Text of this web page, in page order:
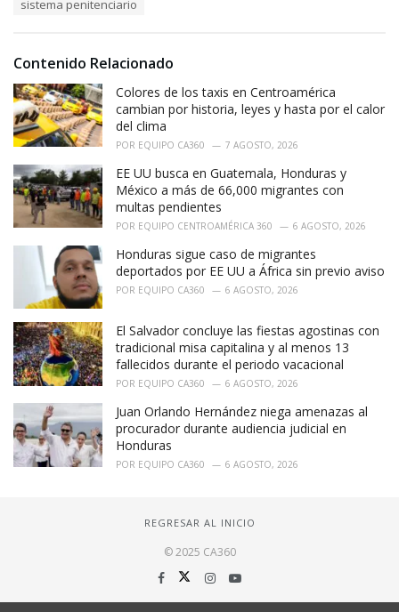
s
:
sistema penitenciario
Contenido Relacionado
Colores de los taxis en Centroamérica
cambian por historia, leyes y hasta por el calor
del clima
POR EQUIPO CA360 7 AGOSTO, 2026
EE UU busca en Guatemala, Honduras y
México a más de 66,000 migrantes con
multas pendientes
POR EQUIPO CENTROAMÉRICA 360 6 AGOSTO, 2026
Honduras sigue caso de migrantes
deportados por EE UU a África sin previo aviso
POR EQUIPO CA360 6 AGOSTO, 2026
El Salvador concluye las fiestas agostinas con
tradicional misa capitalina y al menos 13
fallecidos durante el periodo vacacional
POR EQUIPO CA360 6 AGOSTO, 2026
Juan Orlando Hernández niega amenazas al
procurador durante audiencia judicial en
Honduras
POR EQUIPO CA360 6 AGOSTO, 2026
REGRESAR AL INICIO
© 2025 CA360